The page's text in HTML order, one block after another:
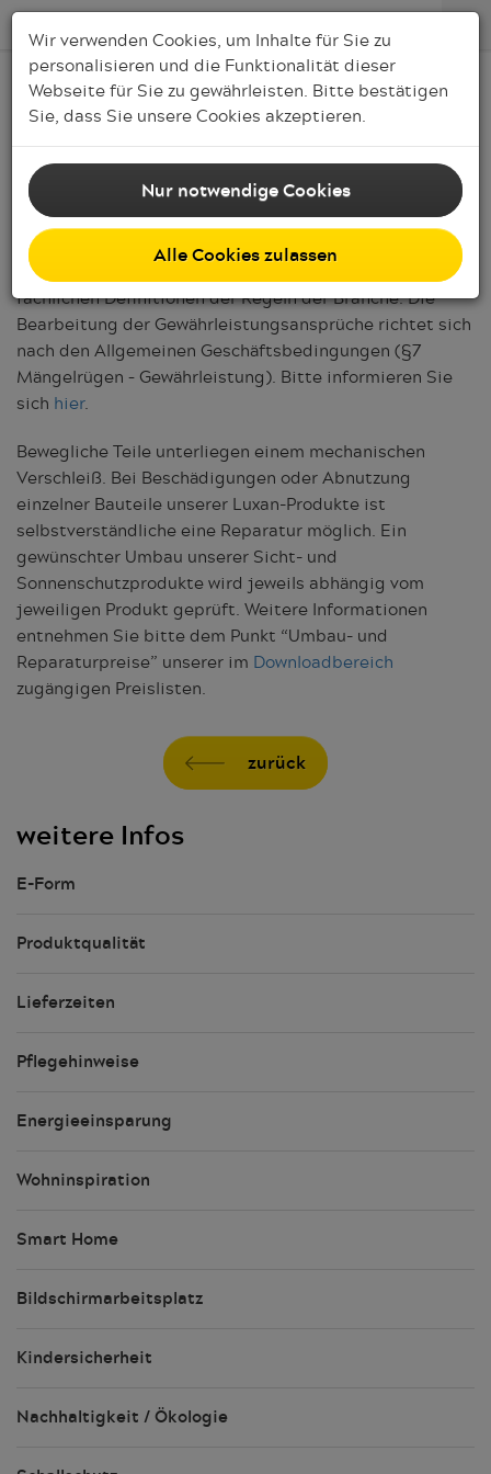
Service
Gewährleistung und Reparaturen
Die gesetzliche Gewährleistung für unsere Produkte
beträgt zwei Jahre. Die Beurteilung eines
Gewährleistungsanspruches erfolgt gemäß den
fachlichen Definitionen der Regeln der Branche. Die
Bearbeitung der Gewährleistungsansprüche richtet sich
nach den Allgemeinen Geschäftsbedingungen (§7
Mängelrügen – Gewährleistung). Bitte informieren Sie
sich hier.
Bewegliche Teile unterliegen einem mechanischen
Verschleiß. Bei Beschädigungen oder Abnutzung
einzelner Bauteile unserer Luxan-Produkte ist
selbstverständliche eine Reparatur möglich. Ein
gewünschter Umbau unserer Sicht- und
Sonnenschutzprodukte wird jeweils abhängig vom
jeweiligen Produkt geprüft. Weitere Informationen
entnehmen Sie bitte dem Punkt “Umbau- und
Reparaturpreise” unserer im Downloadbereich
zugängigen Preislisten.
zurück
weitere Infos
E-Form
Produktqualität
Lieferzeiten
Pflegehinweise
Energieeinsparung
Wohninspiration
Smart Home
Bildschirmarbeitsplatz
Kindersicherheit
Nachhaltigkeit / Ökologie
Wir verwenden Cookies, um Inhalte für Sie zu
personalisieren und die Funktionalität dieser
Webseite für Sie zu gewährleisten. Bitte bestätigen
Sie, dass Sie unsere Cookies akzeptieren.
Nur notwendige Cookies
Alle Cookies zulassen